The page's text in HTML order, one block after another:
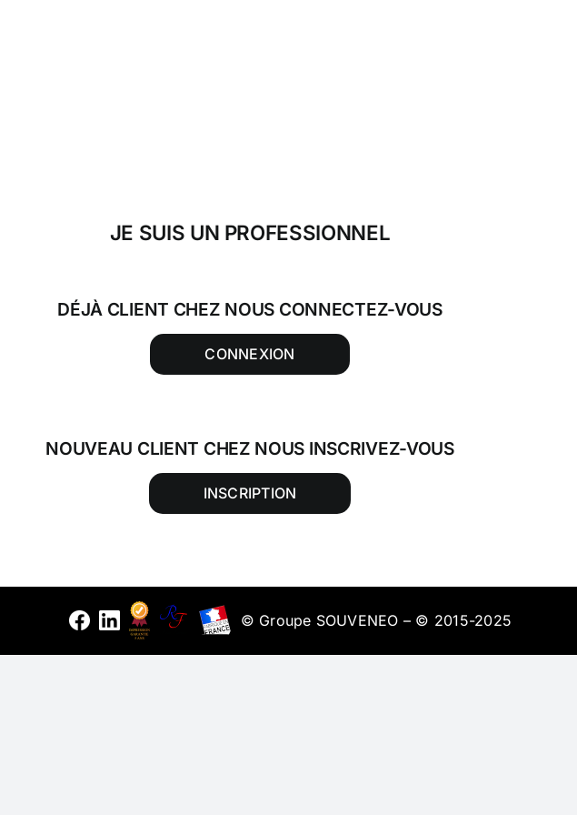
JE SUIS UN PROFESSIONNEL
DÉJÀ CLIENT CHEZ NOUS CONNECTEZ-VOUS
CONNEXION
NOUVEAU CLIENT CHEZ NOUS INSCRIVEZ-VOUS
INSCRIPTION
© Groupe SOUVENEO – © 2015-2025